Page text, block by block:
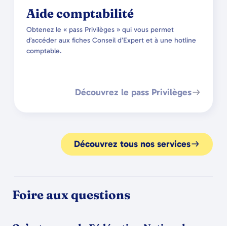
Aide comptabilité
Obtenez le « pass Privilèges » qui vous permet
d’accéder aux fiches Conseil d’Expert et à une hotline
comptable.
Découvrez le pass Privilèges
Découvrez tous nos services
Foire aux questions